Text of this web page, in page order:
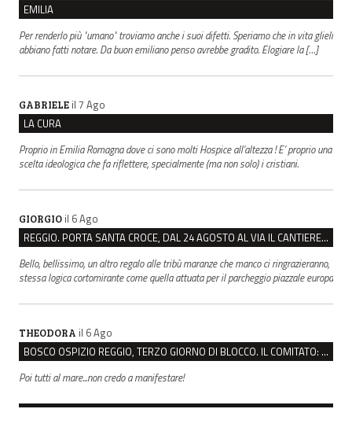
EMILIA
Per renderlo più "umano" troviamo anche i suoi difetti. Speriamo che in vita glieli
abbiano fatti notare. Da buon emiliano penso avrebbe gradito. Elogiare la […]
GABRIELE il 7 Ago
LA CURA
Proprio in Emilia Romagna dove ci sono molti Hospice all’altezza ! E’ proprio una
scelta ideologica che fa riflettere, specialmente (ma non solo) i cristiani.
GIORGIO il 6 Ago
REGGIO. PORTA SANTA CROCE, DAL 24 AGOSTO AL VIA IL CANTIERE PER IL NUOVO COLLETTORE FOGNARIO
Bello, bellissimo, un altro regalo alle tribù maranze che manco ci ringrazieranno,
stessa logica cortomirante come quella attuata per il parcheggio piazzale europa
THEODORA il 6 Ago
BOSCO OSPIZIO REGGIO, TERZO GIORNO DI BLOCCO. IL COMITATO: “PRESIDIO FINO A VENERDÌ”
Poi tutti al mare...non credo a manifestare!